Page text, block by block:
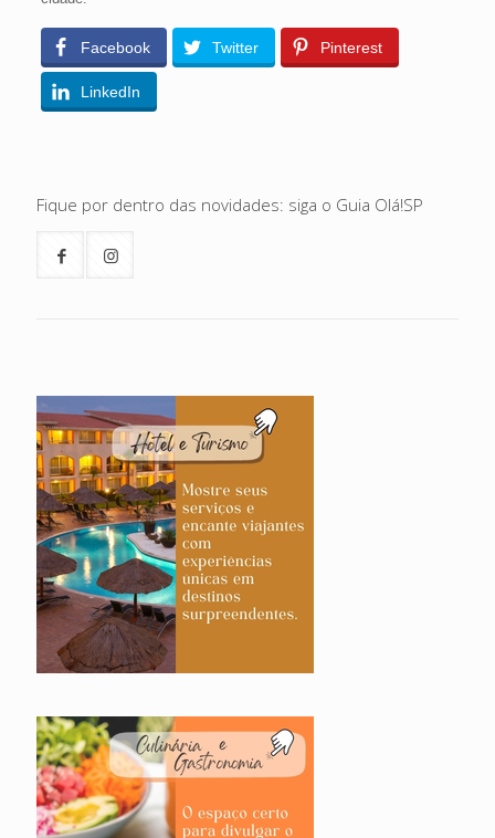
Facebook Twitter Pinterest
LinkedIn
Fique por dentro das novidades: siga o Guia Olá!SP